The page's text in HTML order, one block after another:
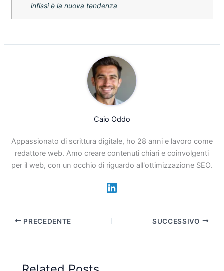
infissi è la nuova tendenza
Caio Oddo
Appassionato di scrittura digitale, ho 28 anni e lavoro come
redattore web. Amo creare contenuti chiari e coinvolgenti
per il web, con un occhio di riguardo all'ottimizzazione SEO.
PRECEDENTE SUCCESSIVO